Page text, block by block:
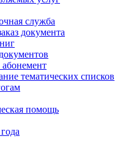
служба
документа
тематических списков
помощь